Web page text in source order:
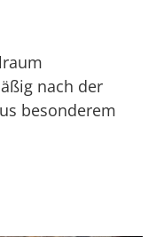
nach der
besonderem